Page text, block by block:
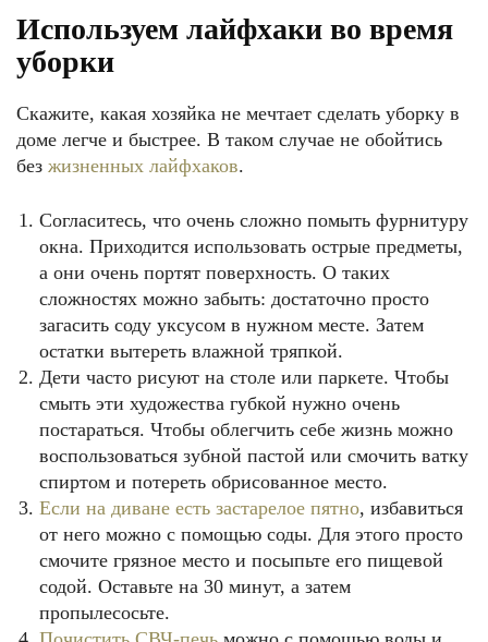
Используем лайфхаки во время
уборки
Скажите, какая хозяйка не мечтает сделать уборку в
доме легче и быстрее. В таком случае не обойтись
без жизненных лайфхаков.
Согласитесь, что очень сложно помыть фурнитуру
окна. Приходится использовать острые предметы,
а они очень портят поверхность. О таких
сложностях можно забыть: достаточно просто
загасить соду уксусом в нужном месте. Затем
остатки вытереть влажной тряпкой.
Дети часто рисуют на столе или паркете. Чтобы
смыть эти художества губкой нужно очень
постараться. Чтобы облегчить себе жизнь можно
воспользоваться зубной пастой или смочить ватку
спиртом и потереть обрисованное место.
Если на диване есть застарелое пятно, избавиться
от него можно с помощью соды. Для этого просто
смочите грязное место и посыпьте его пищевой
содой. Оставьте на 30 минут, а затем
пропылесосьте.